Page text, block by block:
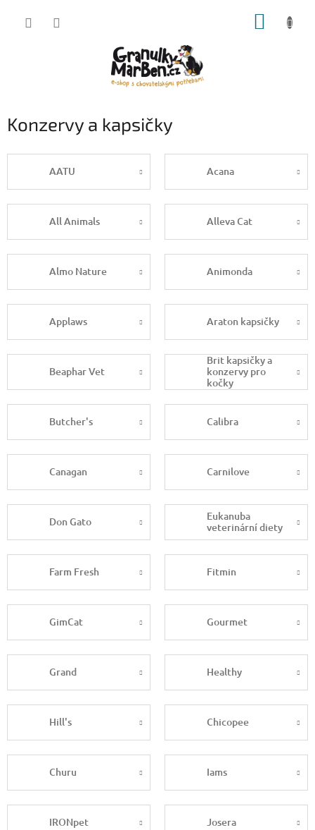
Konzervy a kapsičky
AATU Acana
All Animals Alleva Cat
Almo Nature Animonda
Applaws Araton kapsičky
Beaphar Vet
Brit kapsičky a
konzervy pro
kočky
Butcher's Calibra
Canagan Carnilove
Don Gato
Eukanuba
veterinární diety
Farm Fresh Fitmin
GimCat Gourmet
Grand Healthy
Hill's Chicopee
Churu Iams
IRONpet Josera